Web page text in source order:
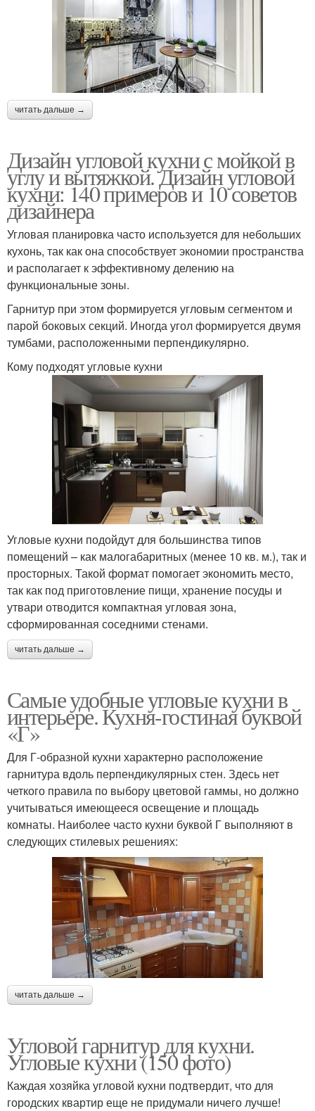
читать дальше →
Дизайн угловой кухни с мойкой в
углу и вытяжкой. Дизайн угловой
кухни: 140 примеров и 10 советов
дизайнера
Угловая планировка часто используется для небольших
кухонь, так как она способствует экономии пространства
и располагает к эффективному делению на
функциональные зоны.
Гарнитур при этом формируется угловым сегментом и
парой боковых секций. Иногда угол формируется двумя
тумбами, расположенными перпендикулярно.
Кому подходят угловые кухни
Угловые кухни подойдут для большинства типов
помещений – как малогабаритных (менее 10 кв. м.), так и
просторных. Такой формат помогает экономить место,
так как под приготовление пищи, хранение посуды и
утвари отводится компактная угловая зона,
сформированная соседними стенами.
читать дальше →
Самые удобные угловые кухни в
интерьере. Кухня-гостиная буквой
«Г»
Для Г-образной кухни характерно расположение
гарнитура вдоль перпендикулярных стен. Здесь нет
четкого правила по выбору цветовой гаммы, но должно
учитываться имеющееся освещение и площадь
комнаты. Наиболее часто кухни буквой Г выполняют в
следующих стилевых решениях:
читать дальше →
Угловой гарнитур для кухни.
Угловые кухни (150 фото)
Каждая хозяйка угловой кухни подтвердит, что для
городских квартир еще не придумали ничего лучше!